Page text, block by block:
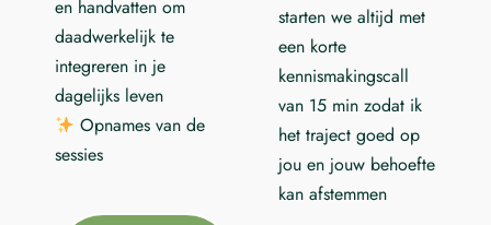
en handvatten om
daadwerkelijk te
integreren in je
dagelijks leven
Opnames van de
sessies
starten we altijd met
een korte
kennismakingscall
van 15 min zodat ik
het traject goed op
jou en jouw behoefte
kan afstemmen